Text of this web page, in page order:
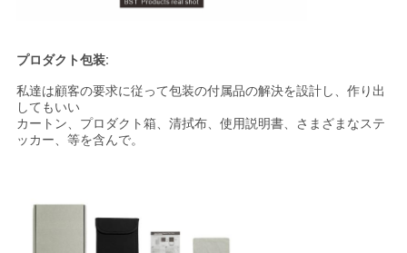
プロダクト包装:
私達は顧客の要求に従って包装の付属品の解決を設計し、作り出
してもいい
カートン、プロダクト箱、清拭布、使用説明書、さまざまなステ
ッカー、等を含んで。